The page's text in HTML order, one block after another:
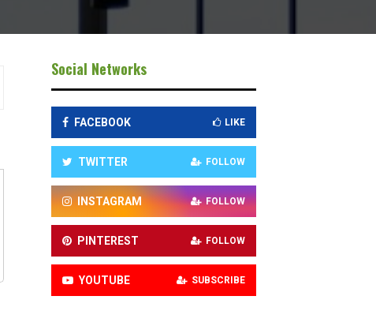
Social Networks
FACEBOOK LIKE
TWITTER FOLLOW
INSTAGRAM FOLLOW
PINTEREST FOLLOW
YOUTUBE SUBSCRIBE